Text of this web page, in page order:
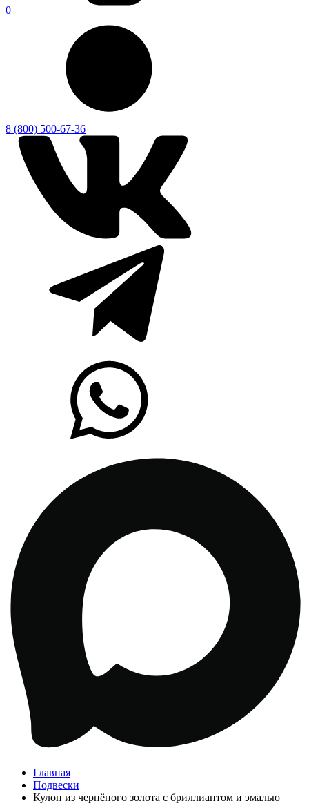
0
8 (800) 500-67-36
Главная
Подвески
Кулон из чернёного золота с бриллиантом и эмалью